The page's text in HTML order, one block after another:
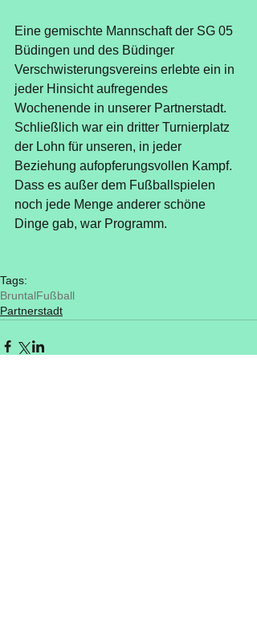
Eine gemischte Mannschaft der SG 05
Büdingen und des Büdinger
Verschwisterungsvereins erlebte ein in
jeder Hinsicht aufregendes
Wochenende in unserer Partnerstadt.
Schließlich war ein dritter Turnierplatz
der Lohn für unseren, in jeder
Beziehung aufopferungsvollen Kampf.
Dass es außer dem Fußballspielen
noch jede Menge anderer schöne
Dinge gab, war Programm.
Tags:
BruntalFußball
Partnerstadt